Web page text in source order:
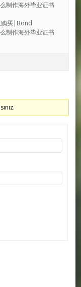
制作海外毕业证书
购买|Bond
制作海外毕业证书